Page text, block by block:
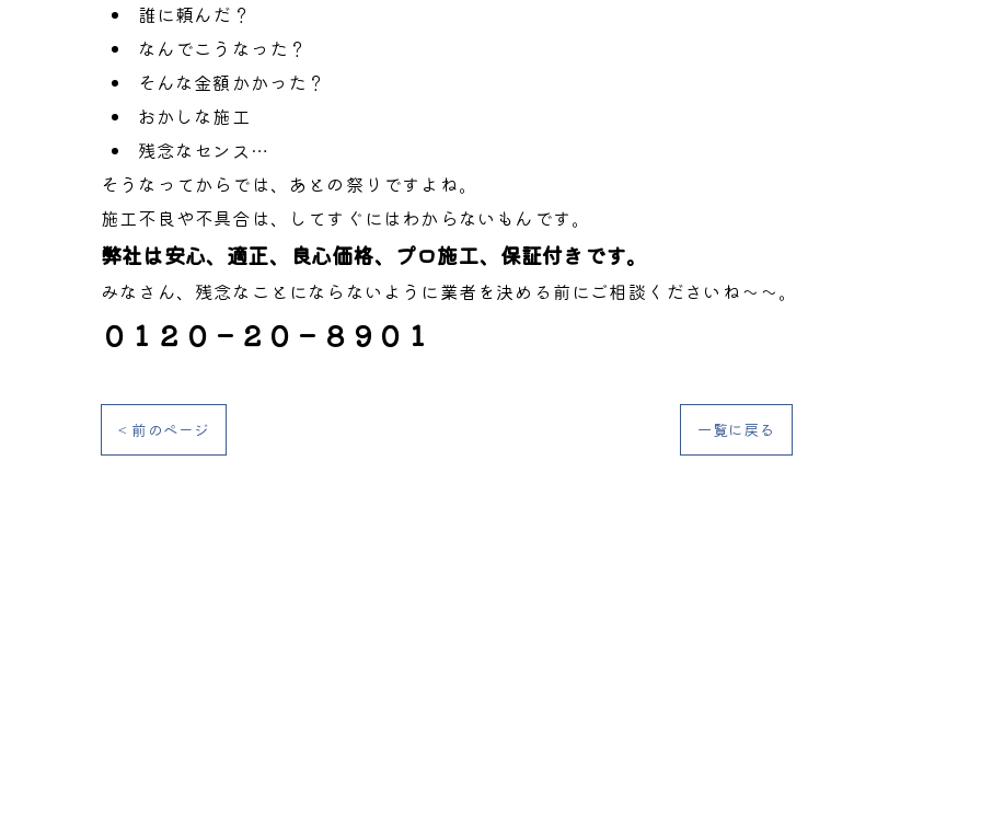
誰に頼んだ？
なんでこうなった？
そんな金額かかった？
おかしな施工
残念なセンス…
そうなってからでは、あとの祭りですよね。
施工不良や不具合は、してすぐにはわからないもんです。
弊社は安心、適正、良心価格、プロ施工、保証付きです。
みなさん、残念なことにならないように業者を決める前にご相談くださいね～～。
０１２０－２０－８９０１
< 前のページ 一覧に戻る